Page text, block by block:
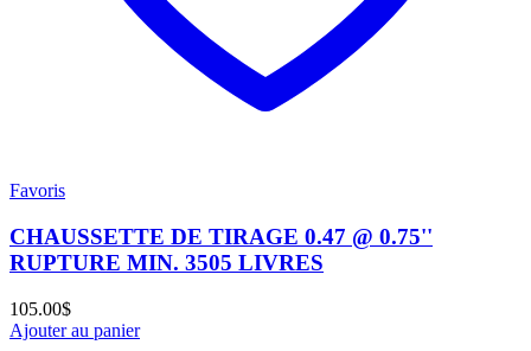
Favoris
CHAUSSETTE DE TIRAGE 0.47 @ 0.75''
RUPTURE MIN. 3505 LIVRES
105.00$
Ajouter au panier